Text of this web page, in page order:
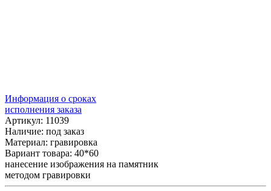
Информация о сроках
исполнения заказа
Артикул: 11039
Наличие: под заказ
Материал: гравировка
Вариант товара: 40*60
нанесение изображения на памятник
методом гравировки